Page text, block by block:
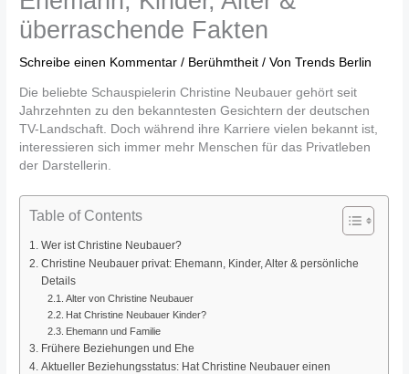
überraschende Fakten
Schreibe einen Kommentar / Berühmtheit / VonTrends Berlin
Die beliebte SchauspielerinChristine Neubauer gehört seit
Jahrzehnten zu den bekanntesten Gesichtern der deutschen
TV-Landschaft. Doch während ihre Karriere vielen bekannt ist,
interessieren sich immer mehr Menschen für das Privatleben
der Darstellerin.
Table of Contents
Wer ist Christine Neubauer?
Christine Neubauer privat: Ehemann, Kinder, Alter & persönliche
Details
Alter von Christine Neubauer
Hat Christine Neubauer Kinder?
Ehemann und Familie
Frühere Beziehungen und Ehe
Aktueller Beziehungsstatus: Hat Christine Neubauer einen